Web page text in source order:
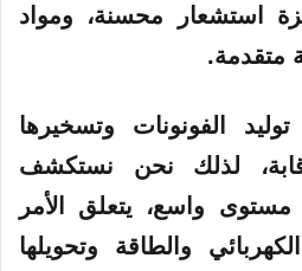
استشعار محسنة، ومواد
متقدمة.
الفونونات وتسخيرها
لذلك نحن نستكشف
واسع، يتعلق الأمر
والطاقة وتحويلها